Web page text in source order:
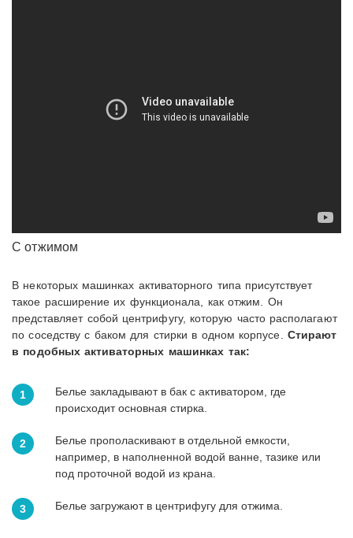
С отжимом
В некоторых машинках активаторного типа присутствует
такое расширение их функционала, как отжим. Он
представляет собой центрифугу, которую часто располагают
по соседству с баком для стирки в одном корпусе. Стирают
в подобных активаторных машинках так:
Белье закладывают в бак с активатором, где
происходит основная стирка.
Белье прополаскивают в отдельной емкости,
например, в наполненной водой ванне, тазике или
под проточной водой из крана.
Белье загружают в центрифугу для отжима.